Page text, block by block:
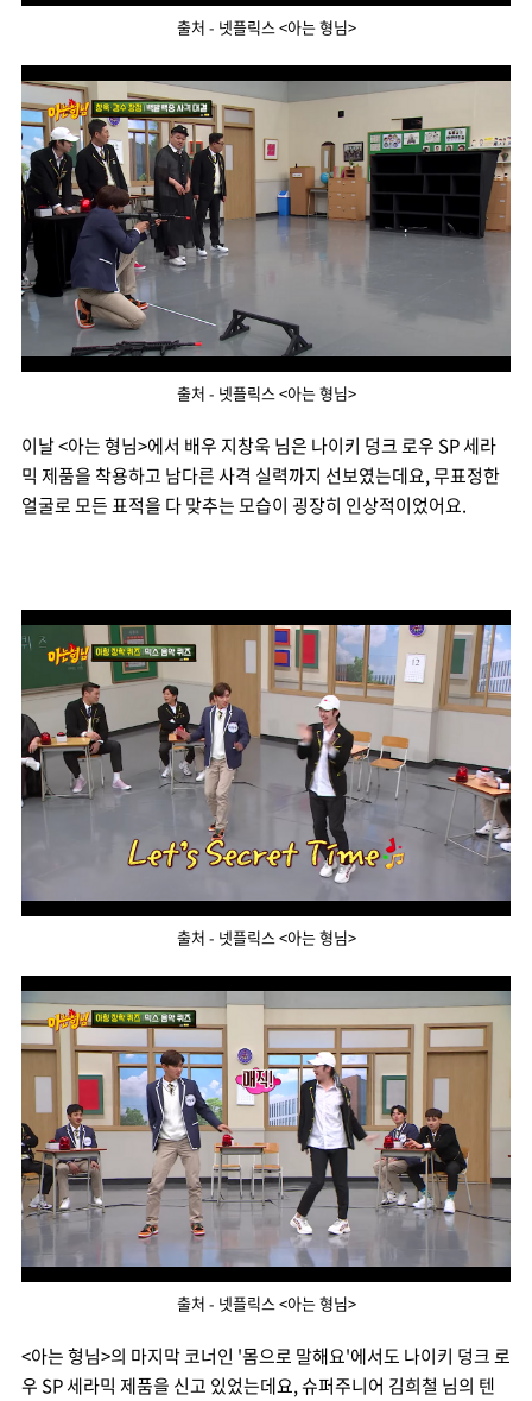
출처 - 넷플릭스 <아는 형님>
출처 - 넷플릭스 <아는 형님>
이날 <아는 형님>에서 배우 지창욱 님은 나이키 덩크 로우 SP 세라
믹 제품을 착용하고 남다른 사격 실력까지 선보였는데요, 무표정한
얼굴로 모든 표적을 다 맞추는 모습이 굉장히 인상적이었어요.
출처 - 넷플릭스 <아는 형님>
출처 - 넷플릭스 <아는 형님>
<아는 형님>의 마지막 코너인 '몸으로 말해요'에서도 나이키 덩크 로
우 SP 세라믹 제품을 신고 있었는데요, 슈퍼주니어 김희철 님의 텐